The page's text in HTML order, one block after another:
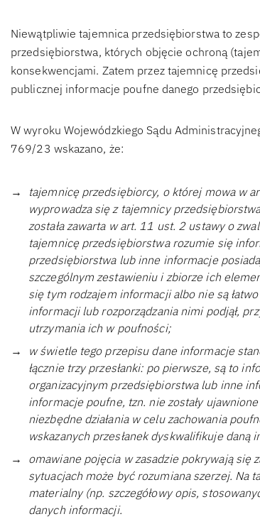
Niewątpliwie tajemnica przedsiębiorstwa to
przedsiębiorstwa, których objęcie ochroną
konsekwencjami. Zatem przez tajemnicę
publicznej informacje poufne danego
W wyroku Wojewódzkiego Sądu
769/23 wskazano, że:
tajemnicę przedsiębiorcy, o której mowa w
wyprowadza się z tajemnicy
została zawarta w art. 11 ust. 2 ustawy o
tajemnicę przedsiębiorstwa rozumie się
przedsiębiorstwa lub inne informacje
szczególnym zestawieniu i zbiorze ich
się tym rodzajem informacji albo nie są
informacji lub rozporządzania nimi podjął,
utrzymania ich w poufności;
w świetle tego przepisu dane informacje
łącznie trzy przesłanki: po pierwsze, są to
organizacyjnym przedsiębiorstwa lub inne
informacje poufne, tzn. nie zostały
niezbędne działania w celu zachowania
wskazanych przesłanek dyskwalifikuje
omawiane pojęcia w zasadzie pokrywają
sytuacjach może być rozumiana szerzej. Na
materialny (np. szczegółowy opis,
danych informacji.